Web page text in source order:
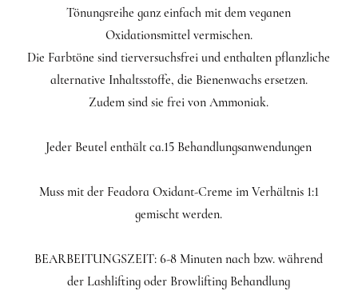
Tönungsreihe ganz einfach mit dem veganen
Oxidationsmittel vermischen.
Die Farbtöne sind tierversuchsfrei und enthalten pflanzliche
alternative Inhaltsstoffe, die Bienenwachs ersetzen.
Zudem sind sie frei von Ammoniak.
Jeder Beutel enthält ca.15 Behandlungsanwendungen
Muss mit der Feadora Oxidant-Creme im Verhältnis 1:1
gemischt werden.
BEARBEITUNGSZEIT: 6-8 Minuten nach bzw. während
der Lashlifting oder Browlifting Behandlung